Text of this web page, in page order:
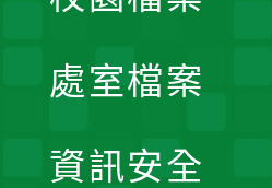
處室檔案
資訊安全